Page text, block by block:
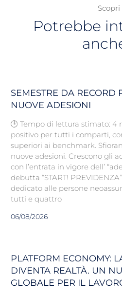
Scopri
Potrebbe
SEMESTRE DA RECORD
NUOVE ADESIONI
🕒 Tempo di lettura stimato:
positivo per tutti i comparti,
superiori ai benchmark.
nuove adesioni. Crescono gli
con l’entrata in vigore dell’
debutta “START!
dedicato alle persone
tutti e quattro
06/08/2026
PLATFORM ECONOMY:
DIVENTA REALTÀ. UN
GLOBALE PER IL